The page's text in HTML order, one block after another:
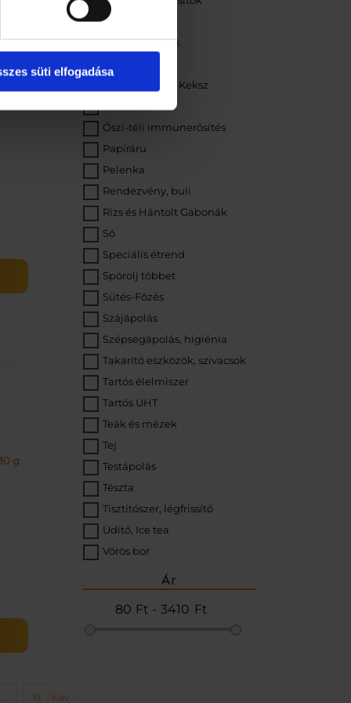
süti elfogadása
g
19 Köv.
Női higiénia
Nyári választék
Ostya, Piskóta, Keksz
Őszi választék
Őszi-téli immunerősítés
Papíráru
Pelenka
Rendezvény, buli
Rizs és Hántolt Gabonák
Só
Speciális étrend
Spórolj többet
Sütés-Főzés
Szájápolás
Szépségápolás, higiénia
Takarító eszközök, szivacsok
Tartós élelmiszer
Tartós UHT
Teák és mézek
Tej
Testápolás
Tészta
Tisztítószer, légfrissítő
Üdítő, Ice tea
Vörös bor
Ár
80
3410